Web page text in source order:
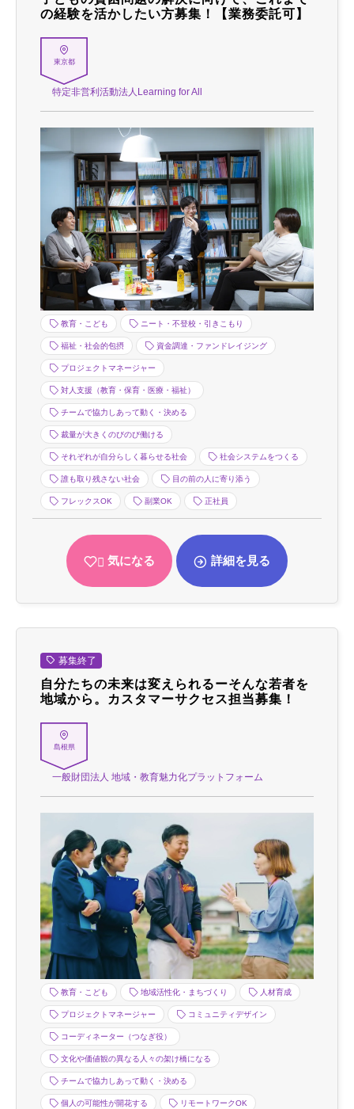
の経験を活かしたい方募集！【業務委託可】
東京都
特定非営利活動法人Learning for All
教育・こども ニート・不登校・引きこもり
福祉・社会的包摂 資金調達・ファンドレイジング
プロジェクトマネージャー
対人支援（教育・保育・医療・福祉）
チームで協力しあって動く・決める
裁量が大きくのびのび働ける
それぞれが自分らしく暮らせる社会 社会システムをつくる
誰も取り残さない社会 目の前の人に寄り添う
フレックスOK 副業OK 正社員
気になる 詳細を見る
募集終了
自分たちの未来は変えられるーそんな若者を
地域から。カスタマーサクセス担当募集！
島根県
一般財団法人 地域・教育魅力化プラットフォーム
教育・こども 地域活性化・まちづくり 人材育成
プロジェクトマネージャー コミュニティデザイン
コーディネーター（つなぎ役）
文化や価値観の異なる人々の架け橋になる
チームで協力しあって動く・決める
個人の可能性が開花する リモートワークOK